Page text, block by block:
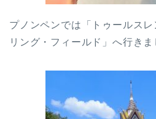
プノンペンでは「トゥールス
リング・フィールド」へ行きま